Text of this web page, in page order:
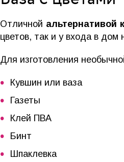
Отличной альтернативой
цветов, так и у входа в дом
Для изготовления
Кувшин или ваза
Газеты
Клей ПВА
Бинт
Шпаклевка